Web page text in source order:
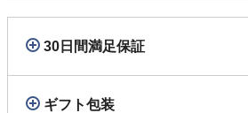
30日間満足保証
ギフト包装